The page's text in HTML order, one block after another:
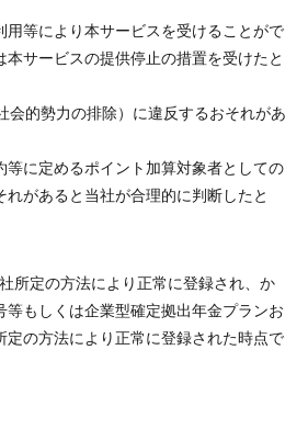
用等により本サービスを受けることがで
本サービスの提供停止の措置を受けたと
会的勢力の排除）に違反するおそれがあ
等に定めるポイント加算対象者としての
れがあると当社が合理的に判断したと
所定の方法により正常に登録され、か
等もしくは企業型確定拠出年金プランお
定の方法により正常に登録された時点で